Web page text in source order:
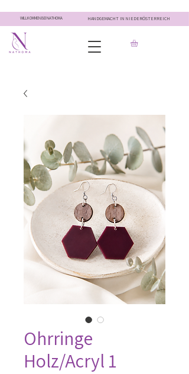
WILLKOMMEN BEI NATHOMA HANDGEMACHT IN NIEDERÖSTERREICH
Ohrringe
Holz/Acryl 1